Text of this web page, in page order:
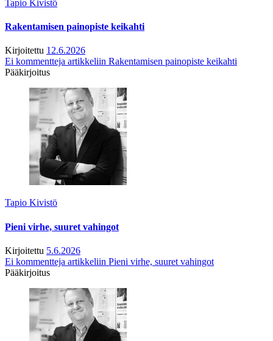
Tapio Kivistö
Rakentamisen painopiste keikahti
Kirjoitettu 12.6.2026
Ei kommentteja artikkeliin Rakentamisen painopiste keikahti
Pääkirjoitus
Tapio Kivistö
Pieni virhe, suuret vahingot
Kirjoitettu 5.6.2026
Ei kommentteja artikkeliin Pieni virhe, suuret vahingot
Pääkirjoitus